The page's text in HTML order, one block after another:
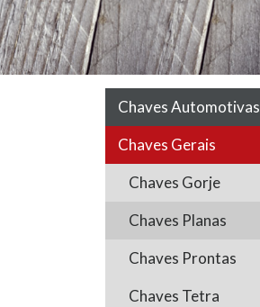
Chaves Automotivas
Chaves Gerais
Chaves Gorje
Chaves Planas
Chaves Prontas
Chaves Tetra